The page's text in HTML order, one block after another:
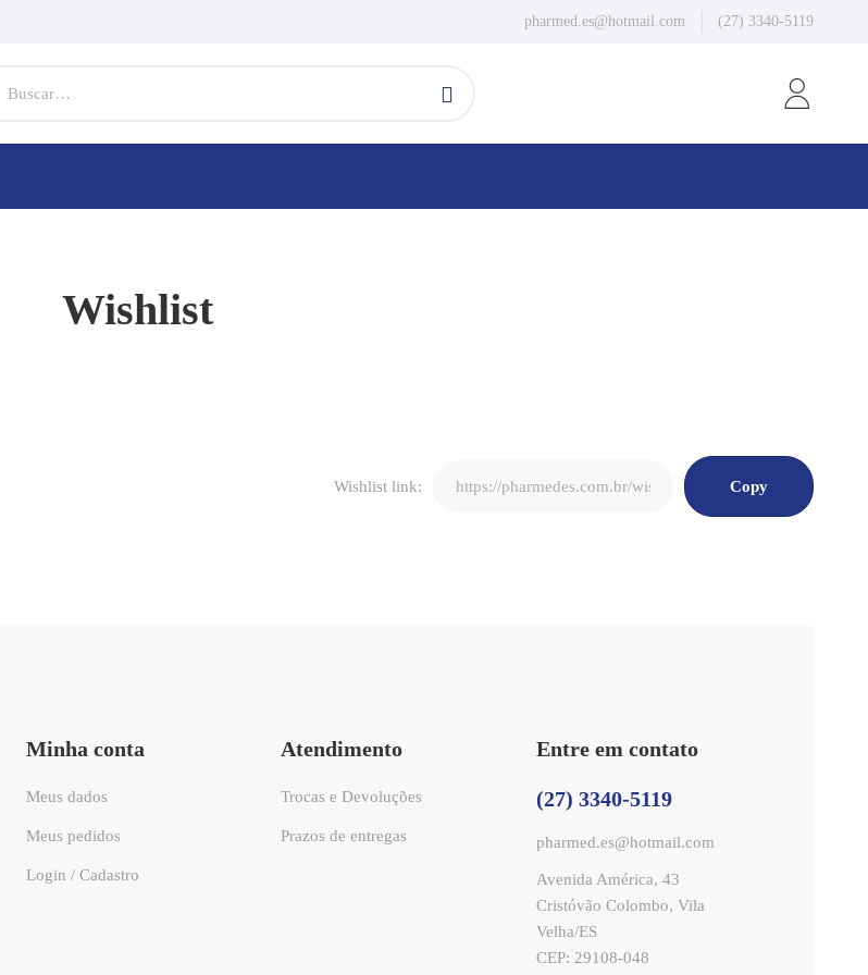
pharmed.es@hotmail.com (27) 3340-5119
Wishlist
Wishlist link:
Minha conta
Meus dados
Meus pedidos
Login / Cadastro
Atendimento
Trocas e Devoluções
Prazos de entregas
Entre em contato
(27) 3340-5119
pharmed.es@hotmail.com
Avenida América, 43
Cristóvão Colombo, Vila
Velha/ES
CEP: 29108-048